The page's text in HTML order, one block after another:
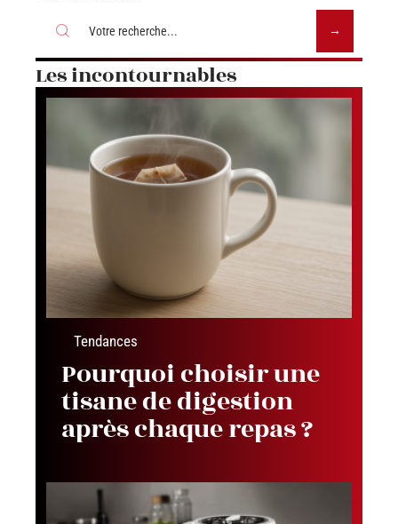
Les incontournables
Tendances
Pourquoi choisir une
tisane de digestion
après chaque repas ?